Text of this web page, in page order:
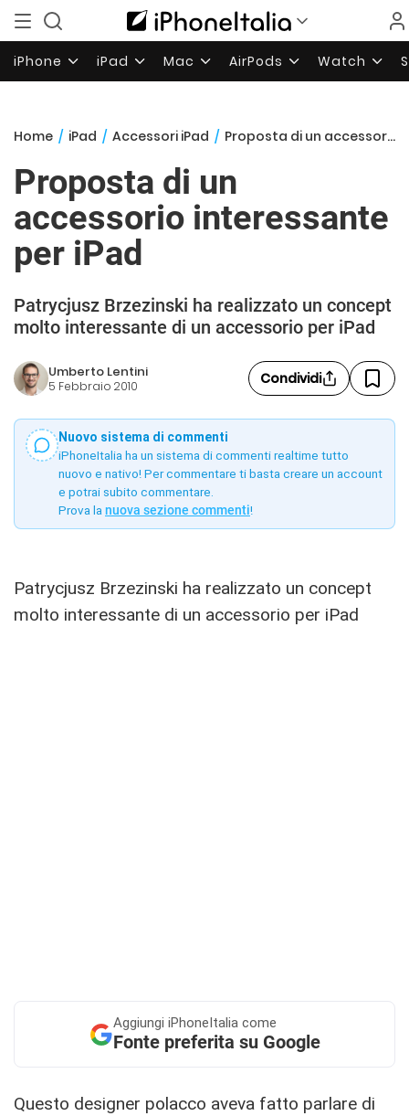
iPhone iPad Mac AirPods Watch
Home / iPad / Accessori iPad / Proposta di un accessorio interessante per iPad
Proposta di un
accessorio interessante
per iPad
Patrycjusz Brzezinski ha realizzato un concept
molto interessante di un accessorio per iPad
Umberto Lentini
5 Febbraio 2010 Condividi
Nuovo sistema di commenti
iPhoneItalia ha un sistema di commenti realtime tutto
nuovo e nativo! Per commentare ti basta creare un account
e potrai subito commentare.
Prova la nuova sezione commenti!
Patrycjusz Brzezinski ha realizzato un concept
molto interessante di un accessorio per iPad
Aggiungi iPhoneItalia come
Fonte preferita su Google
Questo designer polacco aveva fatto parlare di